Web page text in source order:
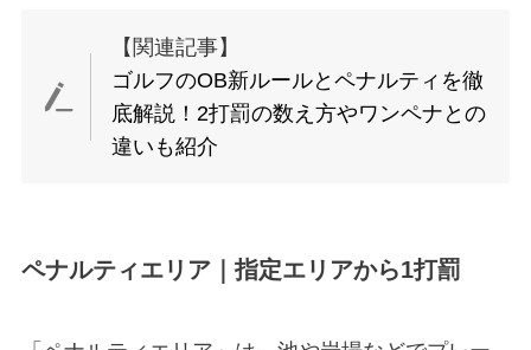
【関連記事】
ゴルフのOB新ルールとペナルティを徹
底解説！2打罰の数え方やワンペナとの
違いも紹介
ペナルティエリア｜指定エリアから1打罰